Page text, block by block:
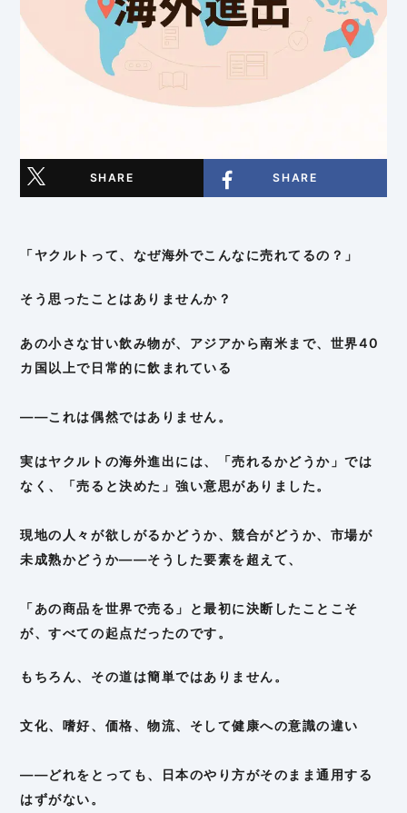
SHARE SHARE
「ヤクルトって、なぜ海外でこんなに売れてるの？」
そう思ったことはありませんか？
あの小さな甘い飲み物が、アジアから南米まで、世界40
カ国以上で日常的に飲まれている
——これは偶然ではありません。
実はヤクルトの海外進出には、「売れるかどうか」では
なく、「売ると決めた」強い意思がありました。
現地の人々が欲しがるかどうか、競合がどうか、市場が
未成熟かどうか——そうした要素を超えて、
「あの商品を世界で売る」と最初に決断したことこそ
が、すべての起点だったのです。
もちろん、その道は簡単ではありません。
文化、嗜好、価格、物流、そして健康への意識の違い
——どれをとっても、日本のやり方がそのまま通用する
はずがない。